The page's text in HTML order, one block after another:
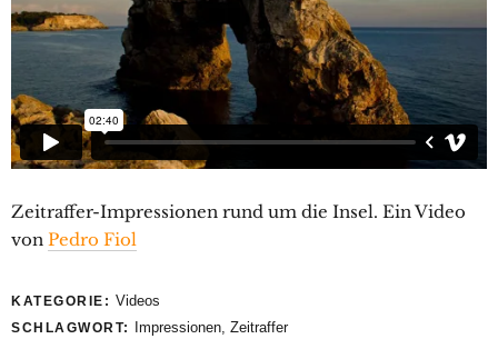
Zeitraffer-Impressionen rund um die Insel. Ein Video
von Pedro Fiol
KATEGORIE: Videos
SCHLAGWORT: Impressionen Zeitraffer